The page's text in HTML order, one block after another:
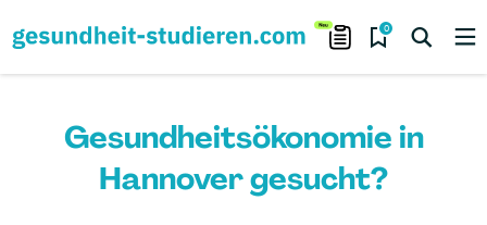
0
Gesundheitsökonomie in
Hannover gesucht?